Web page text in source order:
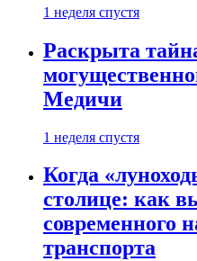
1 неделя спустя
Раскрыта
Медичи
1 неделя спустя
Когда
столице: как
современного
транспорта